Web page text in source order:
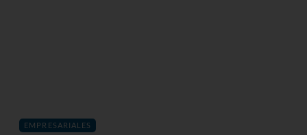
EMPRESARIALES